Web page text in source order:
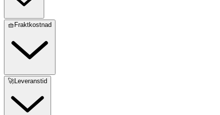
🧺Fraktkostnad
🚀Leveranstid